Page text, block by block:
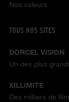
Nos valeurs
TOUS NOS SITES
DORCEL VISION
Un des plus
XILLIMITE
Des milliers de